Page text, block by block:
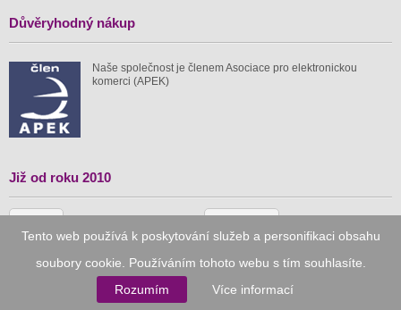
Tento web používá k poskytování služeb a personifikaci obsahu
soubory cookie. Používáním tohoto webu s tím souhlasíte.
Rozumím
Více informací
Důvěryhodný nákup
Naše společnost je členem Asociace pro elektronickou
komerci (APEK)
Již od roku 2010
© 2010–2026Vykupto.cz